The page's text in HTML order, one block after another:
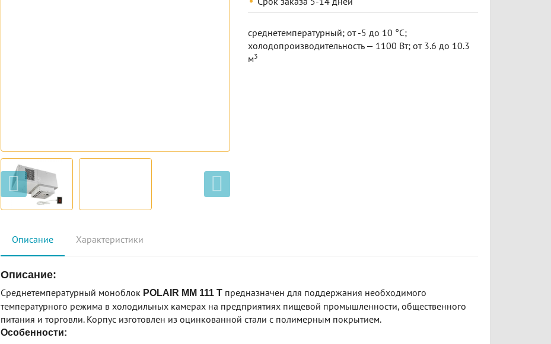
среднетемпературный; от -5 до 10 °C;
холодопроизводительность — 1100 Вт; от 3.6 до 10.3
м​3
Описание Характеристики
Описание:
Среднетемпературный моноблок POLAIR MM 111 Tпредназначен для поддержания необходимого
температурного режима в холодильных камерах на предприятиях пищевой промышленности, общественного
питания и торговли. Корпус изготовлен из оцинкованной стали с полимерным покрытием.
Особенности: